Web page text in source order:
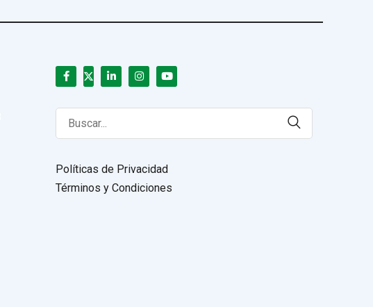
Search
for:
Políticas de Privacidad
Términos y Condiciones